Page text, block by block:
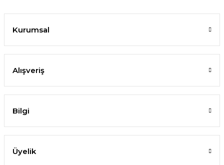
Kurumsal
Alışveriş
Bilgi
Üyelik